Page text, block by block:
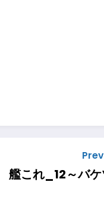
艦これ_12～バケ